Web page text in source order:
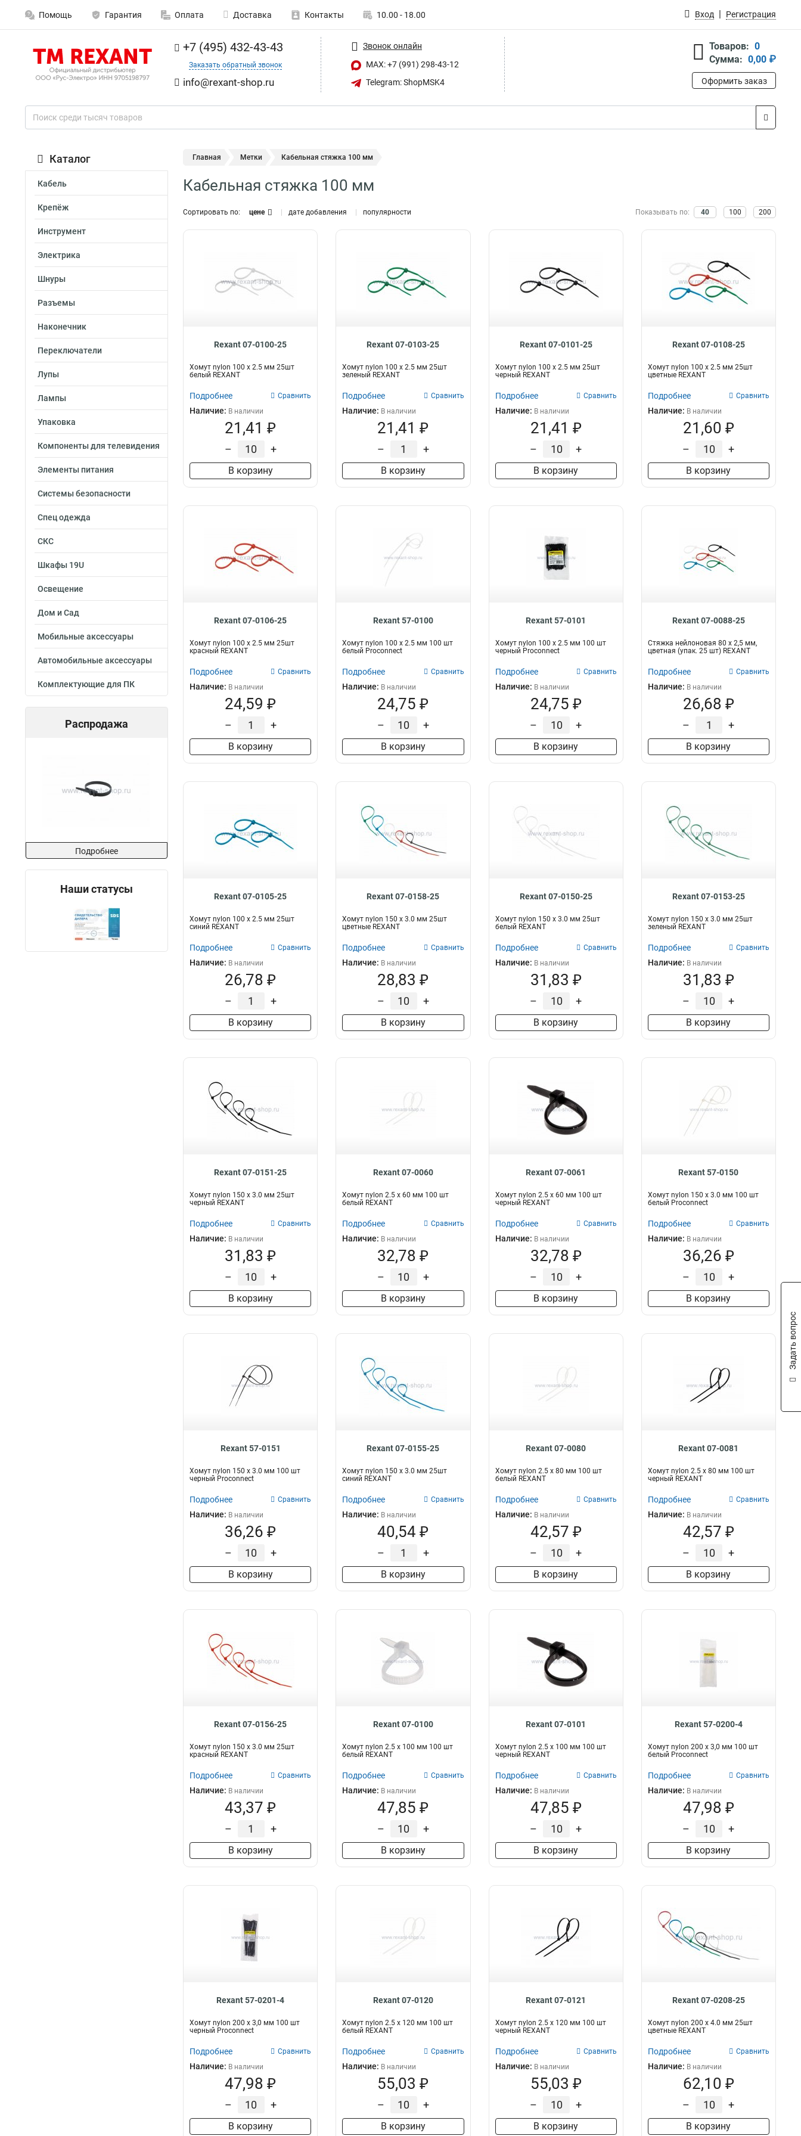
Помощь Гарантия Оплата Доставка Контакты 10.00 - 18.00 Вход Регистрация
+7 (495) 432-43-43
Заказать обратный звонок
info@rexant-shop.ru
Звонок онлайн
MAX: +7 (991) 298-43-12
Telegram: ShopMSK4
Товаров: 0
Сумма: 0,00 ₽
Оформить заказ
Каталог
Кабель
Крепёж
Инструмент
Электрика
Шнуры
Разъемы
Наконечник
Переключатели
Лупы
Лампы
Упаковка
Компоненты для телевидения
Элементы питания
Системы безопасности
Спец одежда
СКС
Шкафы 19U
Освещение
Дом и Сад
Мобильные аксессуары
Автомобильные аксессуары
Комплектующие для ПК
Распродажа
Подробнее
Наши статусы
Главная Метки Кабельная стяжка 100 мм
Кабельная стяжка 100 мм
Сортировать по: цене дате добавления популярности Показывать по: 40 100 200
Rexant 07-0100-25
Хомут nylon 100 х 2.5 мм 25шт
белый REXANT
Подробнее Сравнить
Наличие: В наличии
21,41 ₽
– +
В корзину
Rexant 07-0103-25
Хомут nylon 100 х 2.5 мм 25шт
зеленый REXANT
Подробнее Сравнить
Наличие: В наличии
21,41 ₽
– +
В корзину
Rexant 07-0101-25
Хомут nylon 100 х 2.5 мм 25шт
черный REXANT
Подробнее Сравнить
Наличие: В наличии
21,41 ₽
– +
В корзину
Rexant 07-0108-25
Хомут nylon 100 х 2.5 мм 25шт
цветные REXANT
Подробнее Сравнить
Наличие: В наличии
21,60 ₽
– +
В корзину
Rexant 07-0106-25
Хомут nylon 100 х 2.5 мм 25шт
красный REXANT
Подробнее Сравнить
Наличие: В наличии
24,59 ₽
– +
В корзину
Rexant 57-0100
Хомут nylon 100 х 2.5 мм 100 шт
белый Proconnect
Подробнее Сравнить
Наличие: В наличии
24,75 ₽
– +
В корзину
Rexant 57-0101
Хомут nylon 100 х 2.5 мм 100 шт
черный Proconnect
Подробнее Сравнить
Наличие: В наличии
24,75 ₽
– +
В корзину
Rexant 07-0088-25
Стяжкa нeйлонoвая 80 x 2,5 мм,
цветная (упак. 25 шт) REXANT
Подробнее Сравнить
Наличие: В наличии
26,68 ₽
– +
В корзину
Rexant 07-0105-25
Хомут nylon 100 х 2.5 мм 25шт
синий REXANT
Подробнее Сравнить
Наличие: В наличии
26,78 ₽
– +
В корзину
Rexant 07-0158-25
Хомут nylon 150 х 3.0 мм 25шт
цветные REXANT
Подробнее Сравнить
Наличие: В наличии
28,83 ₽
– +
В корзину
Rexant 07-0150-25
Хомут nylon 150 х 3.0 мм 25шт
белый REXANT
Подробнее Сравнить
Наличие: В наличии
31,83 ₽
– +
В корзину
Rexant 07-0153-25
Хомут nylon 150 х 3.0 мм 25шт
зеленый REXANT
Подробнее Сравнить
Наличие: В наличии
31,83 ₽
– +
В корзину
Rexant 07-0151-25
Хомут nylon 150 х 3.0 мм 25шт
черный REXANT
Подробнее Сравнить
Наличие: В наличии
31,83 ₽
– +
В корзину
Rexant 07-0060
Хомут nylon 2.5 х 60 мм 100 шт
белый REXANT
Подробнее Сравнить
Наличие: В наличии
32,78 ₽
– +
В корзину
Rexant 07-0061
Хомут nylon 2.5 х 60 мм 100 шт
черный REXANT
Подробнее Сравнить
Наличие: В наличии
32,78 ₽
– +
В корзину
Rexant 57-0150
Хомут nylon 150 х 3.0 мм 100 шт
белый Proconnect
Подробнее Сравнить
Наличие: В наличии
36,26 ₽
– +
В корзину
Rexant 57-0151
Хомут nylon 150 х 3.0 мм 100 шт
черный Proconnect
Подробнее Сравнить
Наличие: В наличии
36,26 ₽
– +
В корзину
Rexant 07-0155-25
Хомут nylon 150 х 3.0 мм 25шт
синий REXANT
Подробнее Сравнить
Наличие: В наличии
40,54 ₽
– +
В корзину
Rexant 07-0080
Хомут nylon 2.5 х 80 мм 100 шт
белый REXANT
Подробнее Сравнить
Наличие: В наличии
42,57 ₽
– +
В корзину
Rexant 07-0081
Хомут nylon 2.5 х 80 мм 100 шт
черный REXANT
Подробнее Сравнить
Наличие: В наличии
42,57 ₽
– +
В корзину
Rexant 07-0156-25
Хомут nylon 150 х 3.0 мм 25шт
красный REXANT
Подробнее Сравнить
Наличие: В наличии
43,37 ₽
– +
В корзину
Rexant 07-0100
Хомут nylon 2.5 х 100 мм 100 шт
белый REXANT
Подробнее Сравнить
Наличие: В наличии
47,85 ₽
– +
В корзину
Rexant 07-0101
Хомут nylon 2.5 х 100 мм 100 шт
черный REXANT
Подробнее Сравнить
Наличие: В наличии
47,85 ₽
– +
В корзину
Rexant 57-0200-4
Хомут nylon 200 х 3,0 мм 100 шт
белый Proconnect
Подробнее Сравнить
Наличие: В наличии
47,98 ₽
– +
В корзину
Rexant 57-0201-4
Хомут nylon 200 х 3,0 мм 100 шт
черный Proconnect
Подробнее Сравнить
Наличие: В наличии
47,98 ₽
– +
В корзину
Rexant 07-0120
Хомут nylon 2.5 х 120 мм 100 шт
белый REXANT
Подробнее Сравнить
Наличие: В наличии
55,03 ₽
– +
В корзину
Rexant 07-0121
Хомут nylon 2.5 х 120 мм 100 шт
черный REXANT
Подробнее Сравнить
Наличие: В наличии
55,03 ₽
– +
В корзину
Rexant 07-0208-25
Хомут nylon 200 х 4.0 мм 25шт
цветные REXANT
Подробнее Сравнить
Наличие: В наличии
62,10 ₽
– +
В корзину
Задать вопрос